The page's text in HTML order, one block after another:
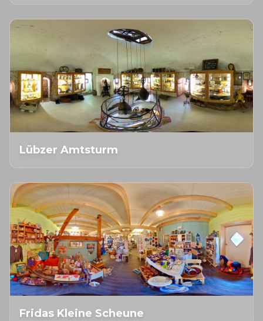
Lübzer Amtsturm
Fridas Kleine Scheune